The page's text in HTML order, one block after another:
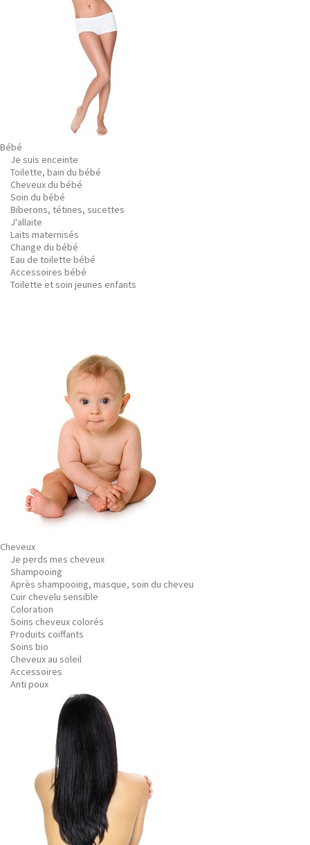
Bébé
Je suis enceinte
Toilette, bain du bébé
Cheveux du bébé
Soin du bébé
Biberons, tétines, sucettes
J'allaite
Laits maternisés
Change du bébé
Eau de toilette bébé
Accessoires bébé
Toilette et soin jeunes enfants
Cheveux
Je perds mes cheveux
Shampooing
Après shampooing, masque, soin du cheveu
Cuir chevelu sensible
Coloration
Soins cheveux colorés
Produits coiffants
Soins bio
Cheveux au soleil
Accessoires
Anti poux